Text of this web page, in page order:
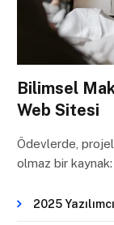
Bilimsel
Web Sitesi
Ödevlerde,
olmaz bir
2025